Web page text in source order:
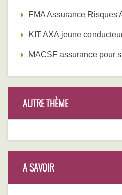
FMA Assurance Risques
KIT AXA jeune
MACSF assurance pour
AUTRE THÈME
A SAVOIR